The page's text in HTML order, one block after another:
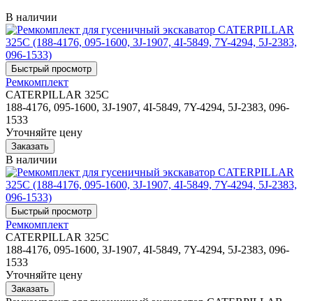
В наличии
Ремкомплект
CATERPILLAR 325C
188-4176, 095-1600, 3J-1907, 4I-5849, 7Y-4294, 5J-2383, 096-
1533
Уточняйте цену
В наличии
Ремкомплект
CATERPILLAR 325C
188-4176, 095-1600, 3J-1907, 4I-5849, 7Y-4294, 5J-2383, 096-
1533
Уточняйте цену